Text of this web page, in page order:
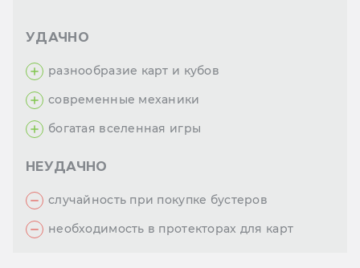
УДАЧНО
разнообразие карт и кубов
современные механики
богатая вселенная игры
НЕУДАЧНО
случайность при покупке бустеров
необходимость в протекторах для карт